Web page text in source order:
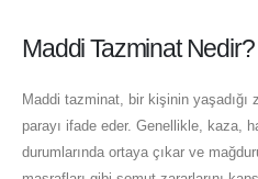
Maddi Tazminat Nedir?
Maddi tazminat, bir kişinin yaşadığı
parayı ifade eder. Genellikle, kaza,
durumlarında ortaya çıkar ve